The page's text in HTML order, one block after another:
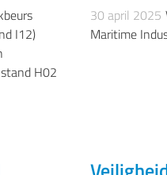
I12)
H02
30 april 2025
Maritime
VISSERIJ,